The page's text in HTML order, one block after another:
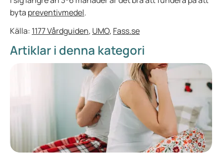
byta preventivmedel.
Källa: 1177 Vårdguiden, UMO, Fass.se
Artiklar i denna kategori